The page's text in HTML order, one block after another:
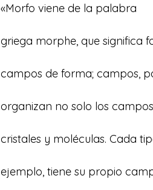
«Morfo viene de la palabra
griega morphe, que significa
campos de forma; campos,
organizan no solo los
cristales y moléculas. Cada
ejemplo, tiene su propio